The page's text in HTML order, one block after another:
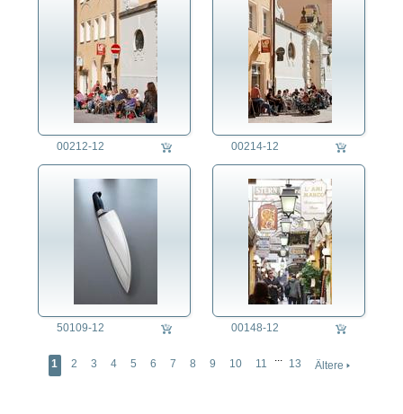
00212-12 00214-12
50109-12 00148-12
1 2 3 4 5 6 7 8 9 10 11 ... 13 Ältere 🢒